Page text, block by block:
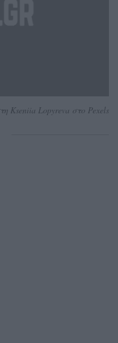
Kseniia Lopyreva στο Pexels